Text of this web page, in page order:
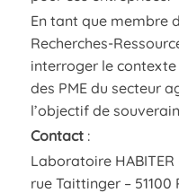
En tant que membre
Recherches-
interroger le
des PME du secteur
l’objectif de
Contact :
Laboratoire
rue Taittinger – 51100